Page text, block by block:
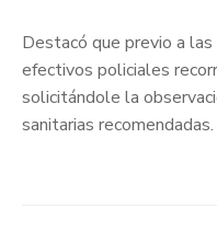
Destacó que previo a
efectivos policiales
solicitándole la
sanitarias recomendadas.